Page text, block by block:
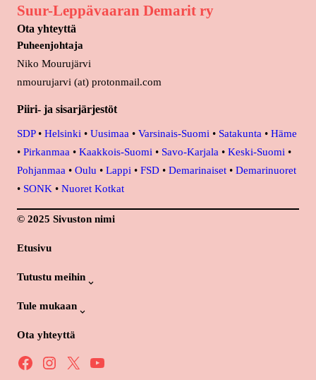
Suur-Leppävaaran Demarit ry
Ota yhteyttä
Puheenjohtaja
Niko Mourujärvi
nmourujarvi (at) protonmail.com
Piiri- ja sisarjärjestöt
SDP• Helsinki • Uusimaa • Varsinais-Suomi • Satakunta • Häme
• Pirkanmaa • Kaakkois-Suomi • Savo-Karjala • Keski-Suomi •
Pohjanmaa • Oulu • Lappi • FSD • Demarinaiset • Demarinuoret
• SONK • Nuoret Kotkat
© 2025 Sivuston nimi
Etusivu
Tutustu meihin
Tule mukaan
Ota yhteyttä
Facebook Instagram X YouTube